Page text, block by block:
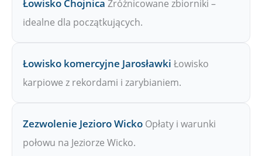
Łowisko Chojnica Zróżnicowane zbiorniki –
idealne dla początkujących.
Łowisko komercyjne Jarosławki Łowisko
karpiowe z rekordami i zarybianiem.
Zezwolenie Jezioro Wicko Opłaty i warunki
połowu na Jeziorze Wicko.